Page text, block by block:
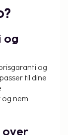
og
og
til dine
nem
over